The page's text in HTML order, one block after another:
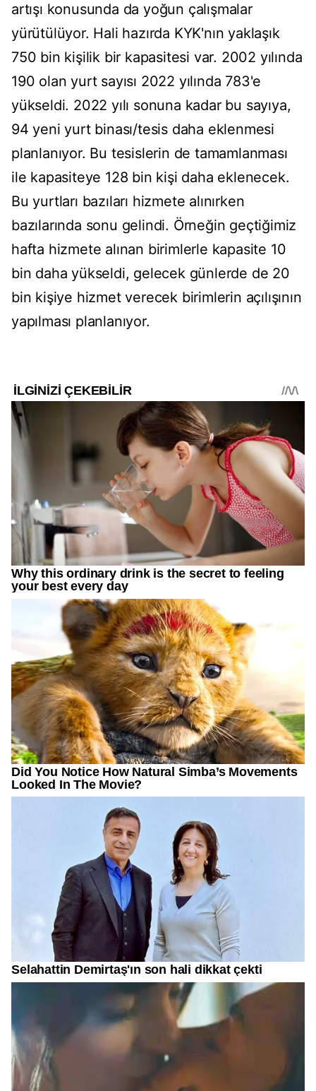
artışı konusunda da yoğun çalışmalar
yürütülüyor. Hali hazırda KYK'nın yaklaşık
750 bin kişilik bir kapasitesi var. 2002 yılında
190 olan yurt sayısı 2022 yılında 783'e
yükseldi. 2022 yılı sonuna kadar bu sayıya,
94 yeni yurt binası/tesis daha eklenmesi
planlanıyor. Bu tesislerin de tamamlanması
ile kapasiteye 128 bin kişi daha eklenecek.
Bu yurtları bazıları hizmete alınırken
bazılarında sonu gelindi. Örneğin geçtiğimiz
hafta hizmete alınan birimlerle kapasite 10
bin daha yükseldi, gelecek günlerde de 20
bin kişiye hizmet verecek birimlerin açılışının
yapılması planlanıyor.